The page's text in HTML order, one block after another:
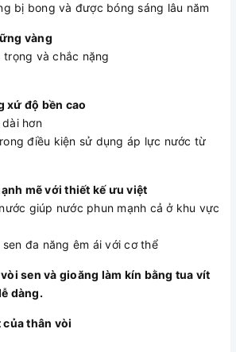
bị bong và được bóng sáng lâu năm
vàng
trọng và chắc nặng
xứ độ bền cao
hơn
điều kiện sử dụng áp lực nước từ
mẽ với thiết kế ưu việt
giúp nước phun mạnh cả ở khu vực
đa năng êm ái với cơ thể
sen và gioăng làm kín bằng tua vít
dàng.
thân vòi